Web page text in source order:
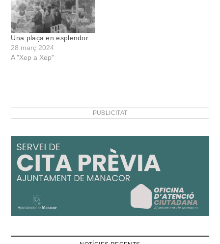
Una plaça en esplendor
28 març 2024
A "Xep a Xep"
PUBLICITAT